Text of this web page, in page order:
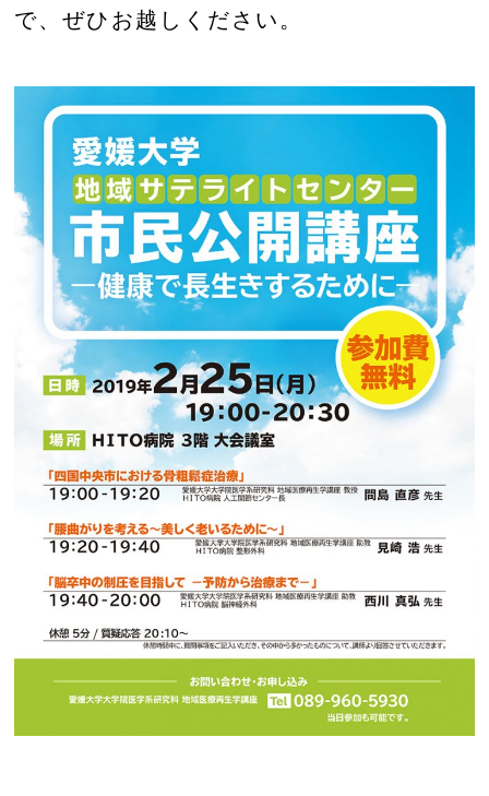
で、ぜひお越しください。